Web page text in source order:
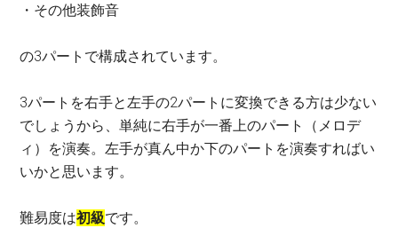
・その他装飾音
の3パートで構成されています。
3パートを右手と左手の2パートに変換できる方は少ない
でしょうから、単純に右手が一番上のパート（メロデ
ィ）を演奏。左手が真ん中か下のパートを演奏すればい
いかと思います。
難易度は初級です。